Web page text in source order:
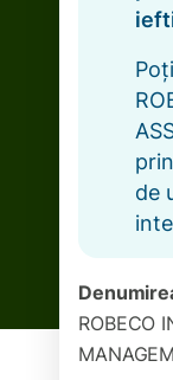
de
ROBECO